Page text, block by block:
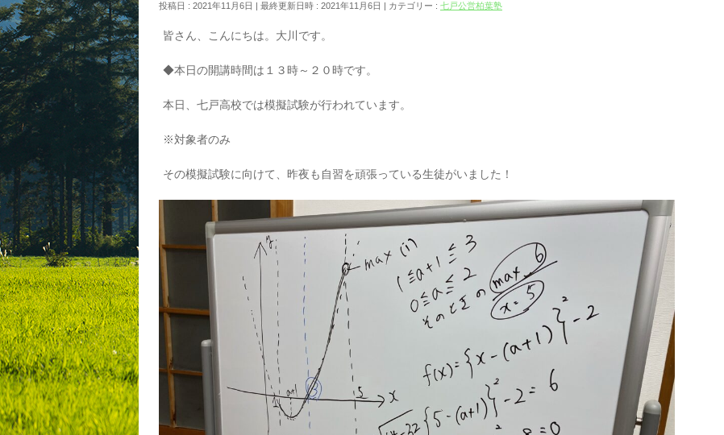
投稿日 : 2021年11月6日 最終更新日時 : 2021年11月6日 カテゴリー : 七戸公営柏葉塾
皆さん、こんにちは。大川です。
◆本日の開講時間は１３時～２０時です。
本日、七戸高校では模擬試験が行われています。
※対象者のみ
その模擬試験に向けて、昨夜も自習を頑張っている生徒がいました！